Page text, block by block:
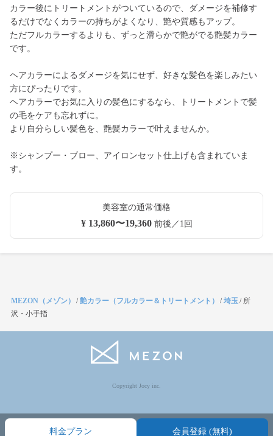
カラー後にトリートメントがついているので、ダメージを補修す
るだけでなくカラーの持ちがよくなり、艶や質感もアップ。
ただフルカラーするよりも、ずっと滑らかで艶がでる艶髪カラー
です。
ヘアカラーによるダメージを気にせず、好きな髪色を楽しみたい
方にぴったりです。
ヘアカラーでお気に入りの髪色にするなら、トリートメントで髪
の毛をケアも忘れずに。
より自分らしい髪色を、艶髪カラーで叶えませんか。
※シャンプー・ブロー、アイロンセット仕上げも含まれていま
す。
美容室の通常価格
¥ 13,860〜19,360前後／1回
料金プラン 会員登録 (無料)
MEZON（メゾン） /艶カラー（フルカラー＆トリートメント） /埼玉/ 所
沢・小手指
Copyright Jocy inc.